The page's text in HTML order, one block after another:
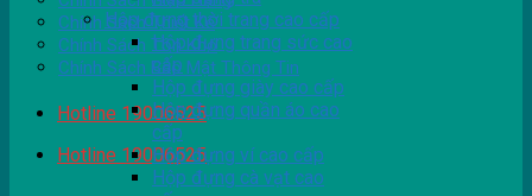
Chính Sách Thiết Kế
Chính Sách Tồn Kho
Chính Sách Bảo Mật Thông Tin
Hotline 19006525
Hotline 19006525
Hộp đựng thời trang cao cấp
Hộp đựng trang sức cao
cấp
Hộp đựng giày cao cấp
Hộp đựng quần áo cao
cấp
Hộp đựng ví cao cấp
Hộp đựng cà vạt cao